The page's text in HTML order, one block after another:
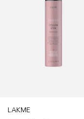
LAKME